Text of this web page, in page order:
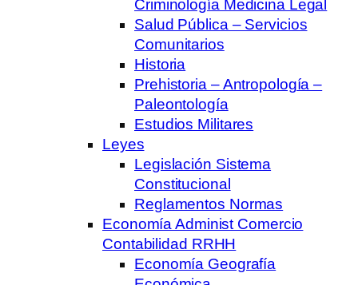
Criminología Medicina Legal
Salud Pública – Servicios
Comunitarios
Historia
Prehistoria – Antropología –
Paleontología
Estudios Militares
Leyes
Legislación Sistema
Constitucional
Reglamentos Normas
Economía Administ Comercio
Contabilidad RRHH
Economía Geografía